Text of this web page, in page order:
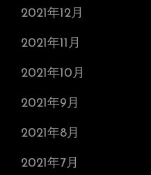
2021年12月
2021年11月
2021年10月
2021年9月
2021年8月
2021年7月